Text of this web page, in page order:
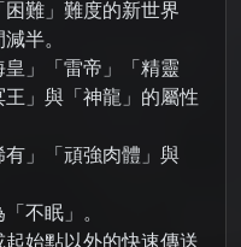
難」難度的新世界
半。
」「雷帝」「精靈
」與「神龍」的屬性
」「頑強肉體」與
不眠」。
始點以外的快速傳送